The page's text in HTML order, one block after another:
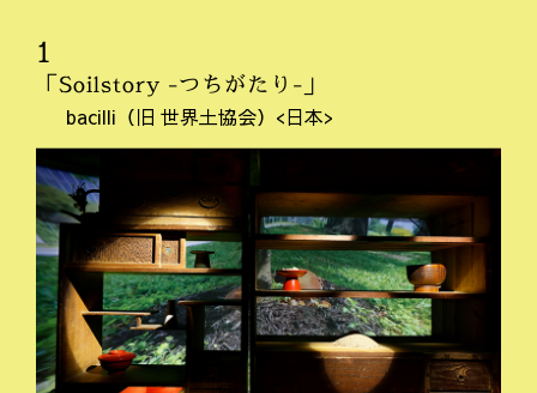
1
「Soilstory -つちがたり-」
bacilli（旧 世界土協会）<日本>